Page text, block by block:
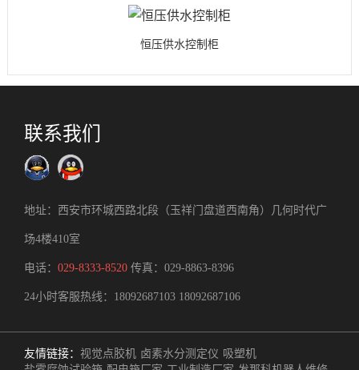
恒压供水控制柜
联系我们
地址：西安市环城西路北段（玉祥门盘道西南角）几何时代广
场4楼410室
电话： 029-8333-8520 传真：029-8863-8396
24小时客服热线： 18092687103 18092687106
友情链接： 视觉点胶机 卤素水分测定仪 吸塑机